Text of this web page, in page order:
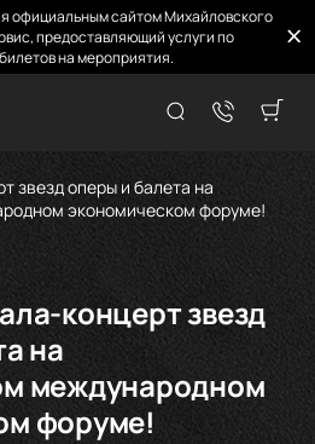
официальным сайтом Михайловского
предоставляющий услуги по
на мероприятия.
звезд оперы и балета на
экономическом форуме!
концерт звезд
на
международном
форуме!